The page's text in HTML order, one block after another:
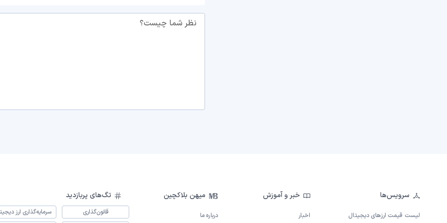
نظر شما چیست؟
سرویس‌ها
لیست قیمت ارزهای دیجیتال
خبر و آموزش
اخبار
میهن بلاکچین
درباره ما
تگ‌های پربازدید
قانون‌گذاری سرمایه‌گذاری ارز